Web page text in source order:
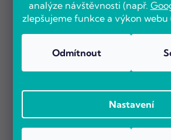
analýze návštěvnosti (např.
zlepšujeme funkce a výkon webu
Odmítnout
Nastavení